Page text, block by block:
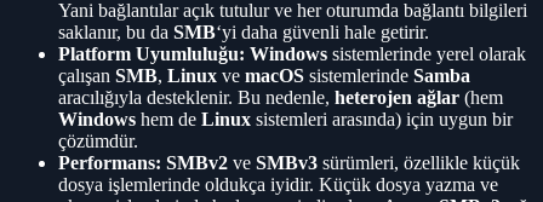
Yani bağlantılar açık tutulur ve her oturumda bağlantı bilgileri
saklanır, bu da SMB‘yi daha güvenli hale getirir.
Platform Uyumluluğu: Windows sistemlerinde yerel olarak
çalışan SMB, Linux ve macOS sistemlerinde Samba
aracılığıyla desteklenir. Bu nedenle, heterojen ağlar (hem
Windows hem de Linux sistemleri arasında) için uygun bir
çözümdür.
Performans: SMBv2 ve SMBv3 sürümleri, özellikle küçük
dosya işlemlerinde oldukça iyidir. Küçük dosya yazma ve